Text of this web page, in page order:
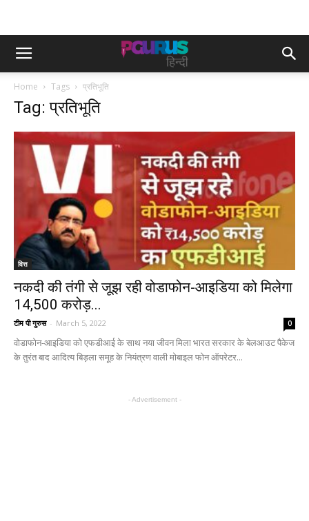
Home Tags प्रतिभूति
Tag: प्रतिभूति
वित्त
नकदी की तंगी से जूझ रही वोडाफोन-आइडिया को मिलेगा
14,500 करोड़...
टीम पी गुरुस - March 5, 2022 0
वोडाफोन-आइडिया को एफडीआई के साथ नया जीवन मिला भारत सरकार के बेलआउट पैकेज
के तुरंत बाद आदित्य बिड़ला समूह के नियंत्रण वाली मोबाइल फोन ऑपरेटर...
- Advertisement -